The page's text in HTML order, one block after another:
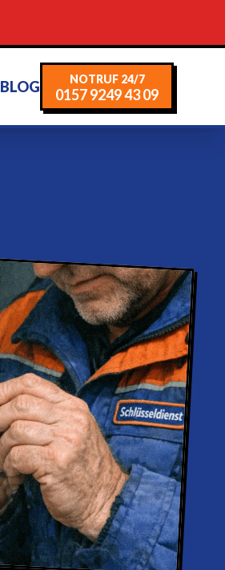
BLOG NOTRUF 24/7
0157 9249 43 09